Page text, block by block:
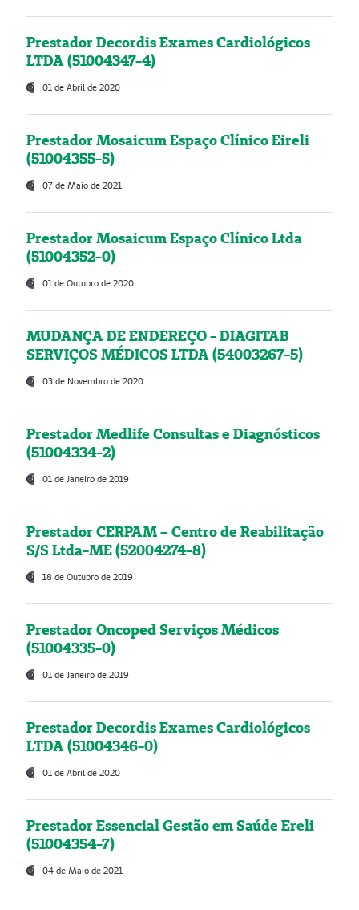
Prestador Decordis Exames Cardiológicos
LTDA (51004347-4)
01 de Abril de 2020
Prestador Mosaicum Espaço Clínico Eireli
(51004355-5)
07 de Maio de 2021
Prestador Mosaicum Espaço Clínico Ltda
(51004352-0)
01 de Outubro de 2020
MUDANÇA DE ENDEREÇO - DIAGITAB
SERVIÇOS MÉDICOS LTDA (54003267-5)
03 de Novembro de 2020
Prestador Medlife Consultas e Diagnósticos
(51004334-2)
01 de Janeiro de 2019
Prestador CERPAM – Centro de Reabilitação
S/S Ltda-ME (52004274-8)
18 de Outubro de 2019
Prestador Oncoped Serviços Médicos
(51004335-0)
01 de Janeiro de 2019
Prestador Decordis Exames Cardiológicos
LTDA (51004346-0)
01 de Abril de 2020
Prestador Essencial Gestão em Saúde Ereli
(51004354-7)
04 de Maio de 2021